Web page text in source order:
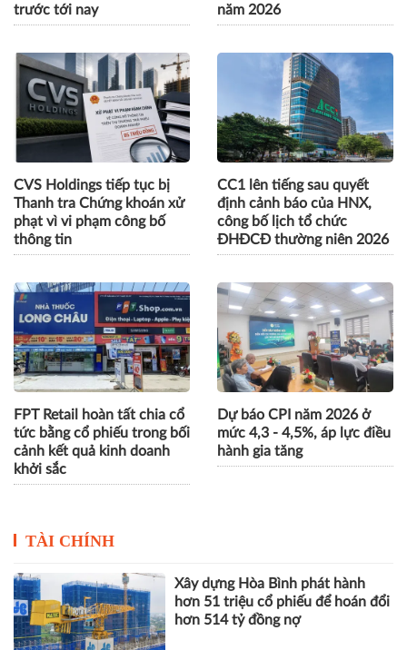
trước tới nay
năm 2026
CVS Holdings tiếp tục bị
Thanh tra Chứng khoán xử
phạt vì vi phạm công bố
thông tin
CC1 lên tiếng sau quyết
định cảnh báo của HNX,
công bố lịch tổ chức
ĐHĐCĐ thường niên 2026
FPT Retail hoàn tất chia cổ
tức bằng cổ phiếu trong bối
cảnh kết quả kinh doanh
khởi sắc
Dự báo CPI năm 2026 ở
mức 4,3 - 4,5%, áp lực điều
hành gia tăng
TÀI CHÍNH
Xây dựng Hòa Bình phát hành
hơn 51 triệu cổ phiếu để hoán đổi
hơn 514 tỷ đồng nợ